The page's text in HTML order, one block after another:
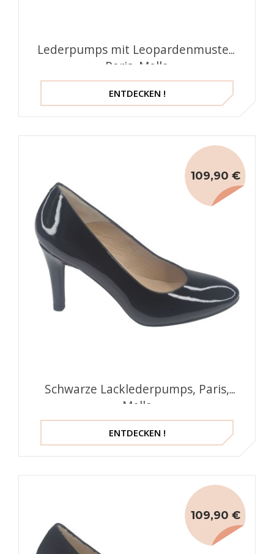
Lederpumps mit Leopardenmuster,
Paris, Mella
ENTDECKEN !
Schwarze Lacklederpumps, Paris,
Mella
109,90 €
ENTDECKEN !
109,90 €